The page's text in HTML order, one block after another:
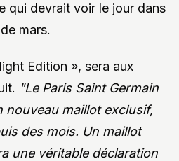
qui devrait voir le jour dans
mars.
Edition », sera aux
"Le Paris Saint Germain
nouveau maillot exclusif,
des mois. Un maillot
une véritable déclaration